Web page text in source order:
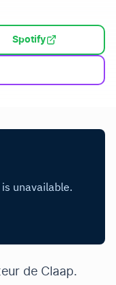
Spotify
de Claap.